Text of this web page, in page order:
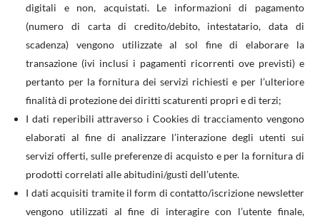
digitali e non, acquistati. Le informazioni di pagamento
(numero di carta di credito/debito, intestatario, data di
scadenza) vengono utilizzate al sol fine di elaborare la
transazione (ivi inclusi i pagamenti ricorrenti ove previsti) e
pertanto per la fornitura dei servizi richiesti e per l’ulteriore
finalità di protezione dei diritti scaturenti propri e di terzi;
I dati reperibili attraverso i Cookies di tracciamento vengono
elaborati al fine di analizzare l’interazione degli utenti sui
servizi offerti, sulle preferenze di acquisto e per la fornitura di
prodotti correlati alle abitudini/gusti dell’utente.
I dati acquisiti tramite il form di contatto/iscrizione newsletter
vengono utilizzati al fine di interagire con l’utente finale,